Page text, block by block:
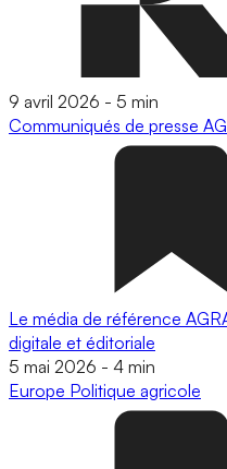
9 avril 2026 - 5 min
Communiqués de presse
Le média de référence
digitale et éditoriale
5 mai 2026 - 4 min
Europe Politique agricole